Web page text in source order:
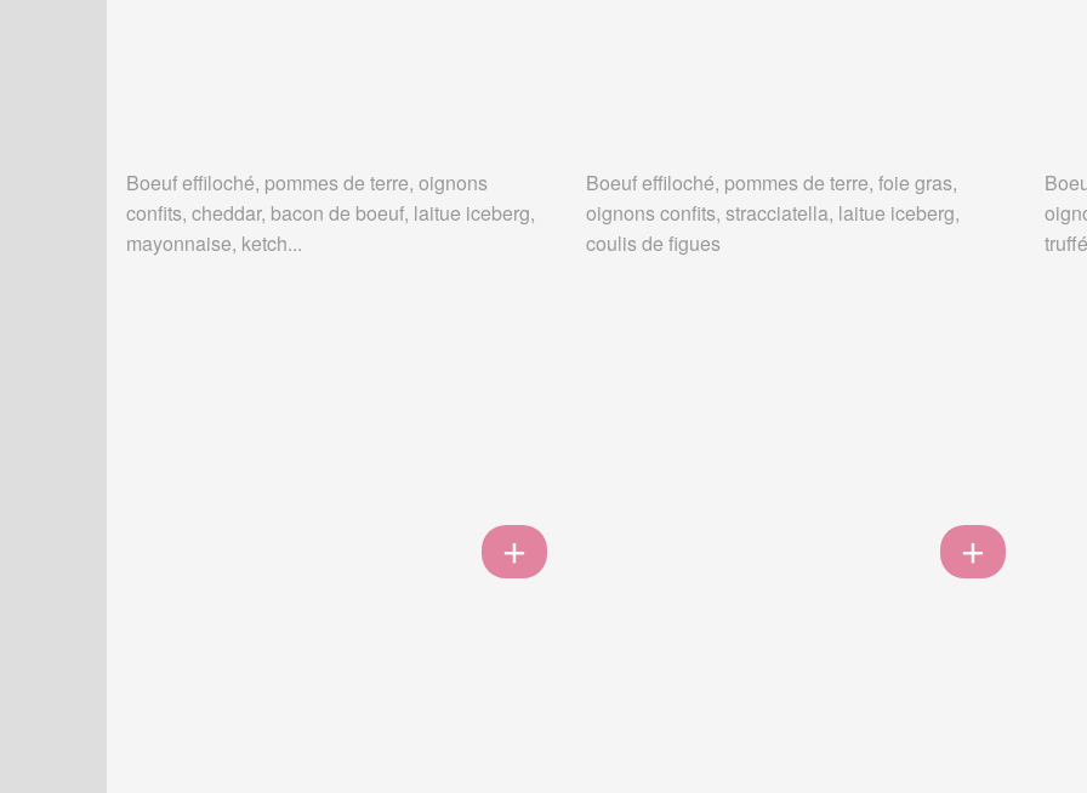
Boeuf effiloché, pommes de terre, oignons
confits, cheddar, bacon de boeuf, laitue iceberg,
mayonnaise, ketch...
Boeuf effiloché, pommes de terre, foie gras,
oignons confits, stracciatella, laitue iceberg,
coulis de figues